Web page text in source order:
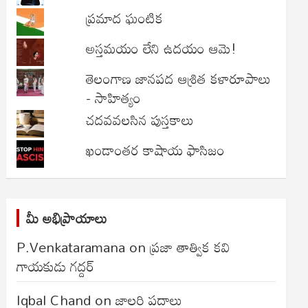
ప్రమాద ఘంటిక
అస్తమయం లేని ఉదయం ఆమె!
తెలంగాణ జానపద ఆశ్రిత కళారూపాలు
- సాహిత్యం
చదవవలసిన పుస్తకాలు
ఖండాంతర కాషాయ ఫాసిజం
మీ అభిప్రాయాలు
P.Venkataramana onప్రజా తాత్విక కవి
గాయకుడు గద్దర్
Iqbal Chand onజాలరి పదాలు